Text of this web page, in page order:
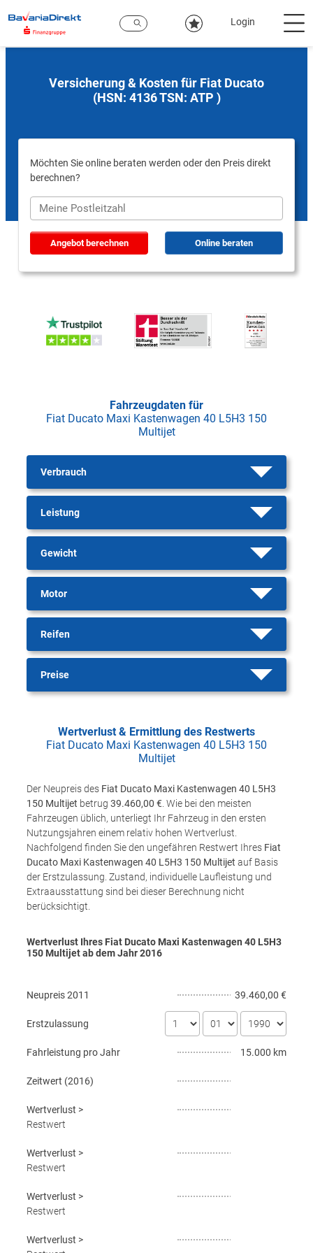
Hauptinhalt
Login
Versicherung & Kosten für Fiat Ducato
(HSN: 4136 TSN: ATP )
Möchten Sie online beraten werden oder den Preis direkt
berechnen?
Angebot berechnen Online beraten
Fahrzeugdaten für
Fiat Ducato Maxi Kastenwagen 40 L5H3 150
Multijet
Verbrauch
Leistung
Gewicht
Motor
Reifen
Preise
Wertverlust & Ermittlung des Restwerts
Fiat Ducato Maxi Kastenwagen 40 L5H3 150
Multijet
Der Neupreis des Fiat Ducato Maxi Kastenwagen 40 L5H3
150 Multijet betrug 39.460,00 € . Wie bei den meisten
Fahrzeugen üblich, unterliegt Ihr Fahrzeug in den ersten
Nutzungsjahren einem relativ hohen Wertverlust.
Nachfolgend finden Sie den ungefähren Restwert Ihres Fiat
Ducato Maxi Kastenwagen 40 L5H3 150 Multijet auf Basis
der Erstzulassung. Zustand, individuelle Laufleistung und
Extraausstattung sind bei dieser Berechnung nicht
berücksichtigt.
Wertverlust Ihres Fiat Ducato Maxi Kastenwagen 40 L5H3
150 Multijet ab dem Jahr2016
Neupreis2011 39.460,00 €
Erstzulassung
Fahrleistung pro Jahr 15.000 km
Zeitwert (2016)
Wertverlust >
Restwert
Wertverlust >
Restwert
Wertverlust >
Restwert
Wertverlust >